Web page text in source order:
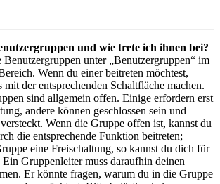
und wie trete ich ihnen bei?
unter „Benutzergruppen“ im
Wenn du einer beitreten möchtest,
mit der entsprechenden Schaltfläche machen.
sind allgemein offen. Einige erfordern erst
andere können geschlossen sein und
Wenn die Gruppe offen ist, kannst du
die entsprechende Funktion beitreten;
eine Freischaltung, so kannst du dich für
Ein Gruppenleiter muss daraufhin deinen
Er könnte fragen, warum du in die Gruppe